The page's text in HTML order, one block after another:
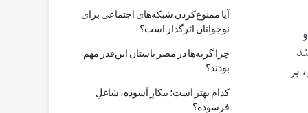
بر
آیا ممنوع‌کردن شبکه‌های اجتماعی برای
نوجوانان اثرگذار است؟
چرا گربه‌ها در مصر باستان این‌قدر مهم
بودند؟
کدام بهتر است؛ بیکارِ آسوده، شاغلِ
فرسوده؟